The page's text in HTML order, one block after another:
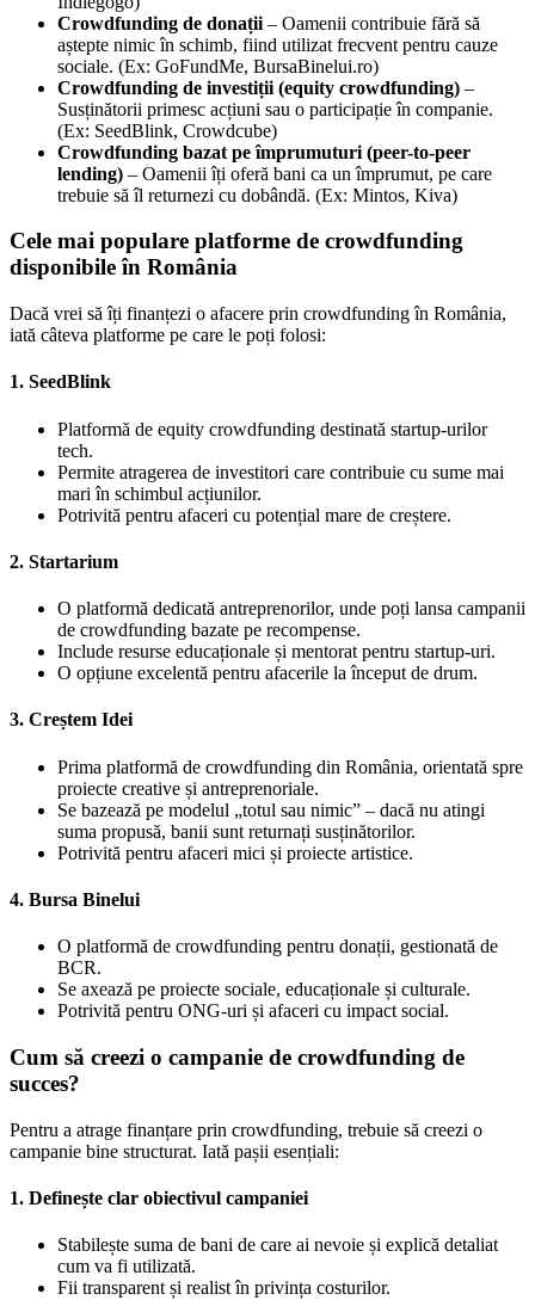
Crowdfunding de donații – Oamenii contribuie fără să
aștepte nimic în schimb, fiind utilizat frecvent pentru cauze
sociale. (Ex: GoFundMe, BursaBinelui.ro)
Crowdfunding de investiții (equity crowdfunding) –
Susținătorii primesc acțiuni sau o participație în companie.
(Ex: SeedBlink, Crowdcube)
Crowdfunding bazat pe împrumuturi (peer-to-peer
lending) – Oamenii îți oferă bani ca un împrumut, pe care
trebuie să îl returnezi cu dobândă. (Ex: Mintos, Kiva)
Cele mai populare platforme de crowdfunding
disponibile în România
Dacă vrei să îți finanțezi o afacere prin crowdfunding în România,
iată câteva platforme pe care le poți folosi:
1. SeedBlink
Platformă de equity crowdfunding destinată startup-urilor
tech.
Permite atragerea de investitori care contribuie cu sume mai
mari în schimbul acțiunilor.
Potrivită pentru afaceri cu potențial mare de creștere.
2. Startarium
O platformă dedicată antreprenorilor, unde poți lansa campanii
de crowdfunding bazate pe recompense.
Include resurse educaționale și mentorat pentru startup-uri.
O opțiune excelentă pentru afacerile la început de drum.
3. Creștem Idei
Prima platformă de crowdfunding din România, orientată spre
proiecte creative și antreprenoriale.
Se bazează pe modelul „totul sau nimic” – dacă nu atingi
suma propusă, banii sunt returnați susținătorilor.
Potrivită pentru afaceri mici și proiecte artistice.
4. Bursa Binelui
O platformă de crowdfunding pentru donații, gestionată de
BCR.
Se axează pe proiecte sociale, educaționale și culturale.
Potrivită pentru ONG-uri și afaceri cu impact social.
Cum să creezi o campanie de crowdfunding de
succes?
Pentru a atrage finanțare prin crowdfunding, trebuie să creezi o
campanie bine structurat. Iată pașii esențiali:
1. Definește clar obiectivul campaniei
Stabilește suma de bani de care ai nevoie și explică detaliat
cum va fi utilizată.
Fii transparent și realist în privința costurilor.